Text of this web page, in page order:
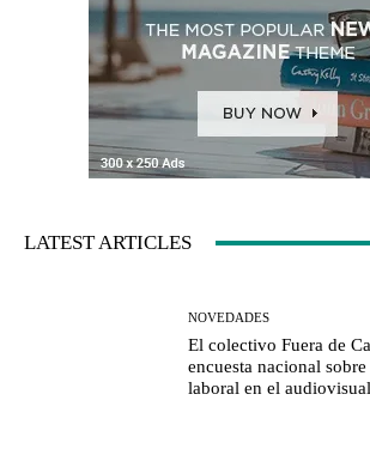
LATEST ARTICLES
NOVEDADES
El colectivo Fuera de
encuesta nacional
laboral en el